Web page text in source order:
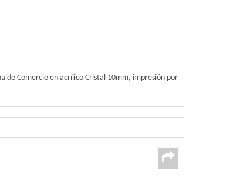
de Comercio en acrílico Cristal 10mm, impresión por